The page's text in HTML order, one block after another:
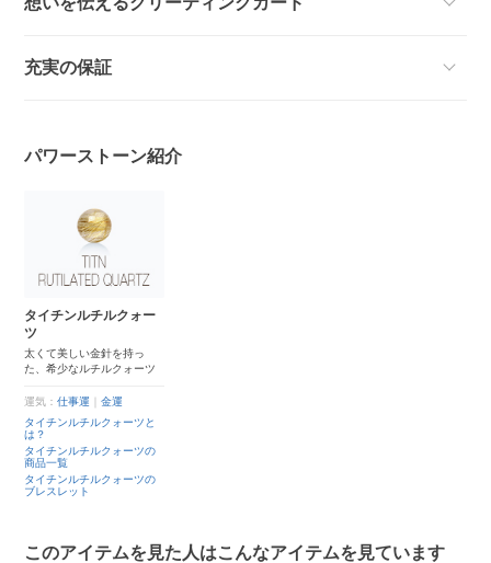
充実の保証
パワーストーン紹介
タイチンルチルクォー
ツ
太くて美しい金針を持っ
た、希少なルチルクォーツ
運気：仕事運 ｜金運
タイチンルチルクォーツと
は？
タイチンルチルクォーツの
商品一覧
タイチンルチルクォーツの
ブレスレット
このアイテムを見た人はこんなアイテムを見ています